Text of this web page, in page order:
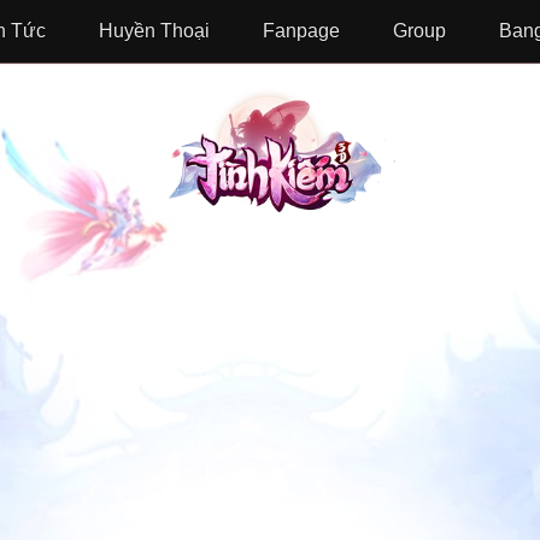
Tức Huyền Thoại Fanpage Group